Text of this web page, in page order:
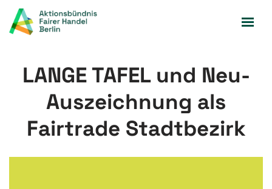
Zum
LANGE TAFEL und Neu-
Auszeichnung als
Fairtrade Stadtbezirk